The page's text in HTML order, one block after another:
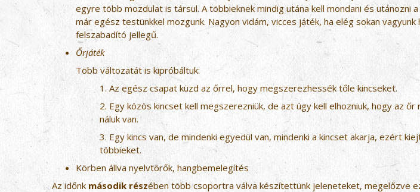
egyre több mozdulat is társul. A többieknek mindig utána kell mondani és utánozni
már egész testünkkel mozgunk. Nagyon vidám, vicces játék, ha elég sokan vagyunk
felszabadító jellegű.
Őrjáték
Több változatát is kipróbáltuk:
1. Az egész csapat küzd az őrrel, hogy megszerezhessék tőle kincseket.
2. Egy közös kincset kell megszerezniük, de azt úgy kell elhozniuk, hogy az őr
náluk van.
3. Egy kincs van, de mindenki egyedül van, mindenki a kincset akarja, ezért
többieket.
Körben állva nyelvtörők, hangbemelegítés
Az időnk második részében több csoportra válva készítettünk jeleneteket, megelőzve